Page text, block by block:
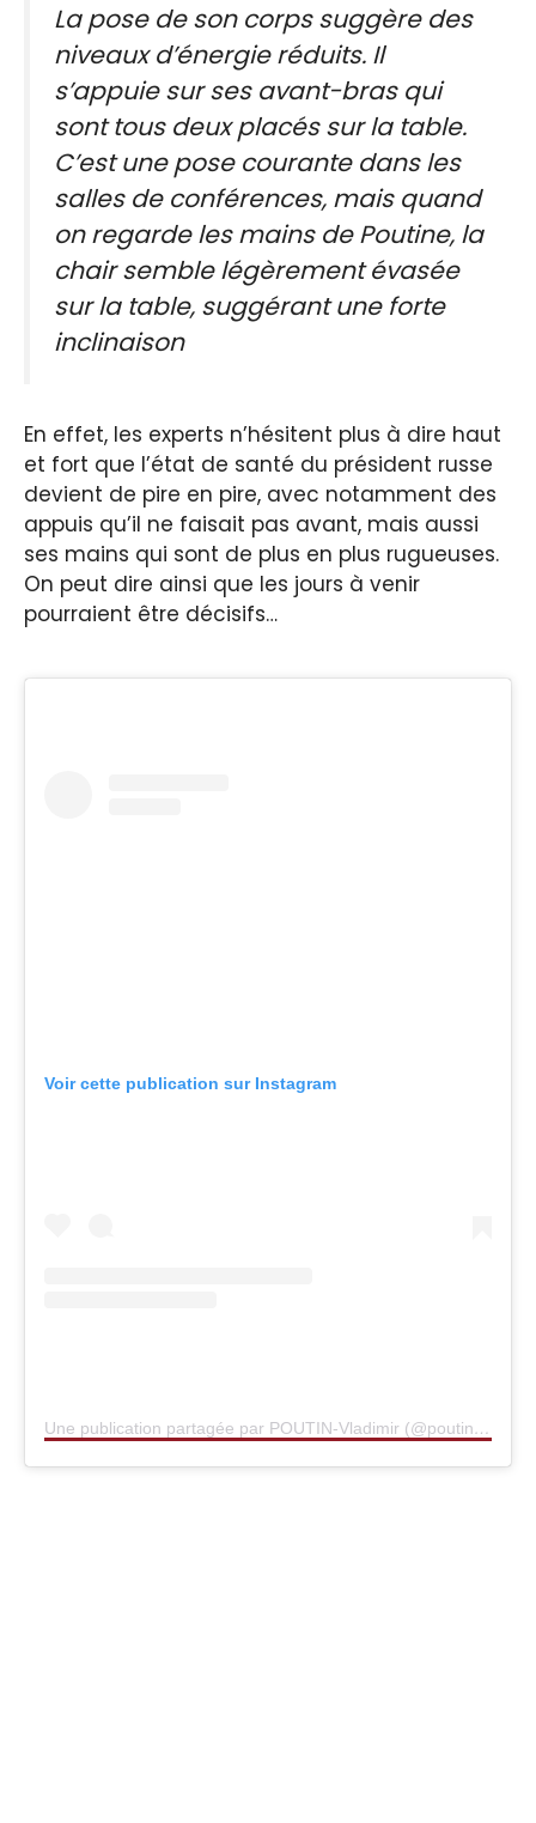
La pose de son corps suggère des
niveaux d’énergie réduits. Il
s’appuie sur ses avant-bras qui
sont tous deux placés sur la table.
C’est une pose courante dans les
salles de conférences, mais quand
on regarde les mains de Poutine, la
chair semble légèrement évasée
sur la table, suggérant une forte
inclinaison
En effet, les experts n’hésitent plus à dire haut
et fort que l’état de santé du président russe
devient de pire en pire, avec notamment des
appuis qu’il ne faisait pas avant, mais aussi
ses mains qui sont de plus en plus rugueuses.
On peut dire ainsi que les jours à venir
pourraient être décisifs…
Voir cette publication sur Instagram
Une publication partagée par POUTIN-Vladimir (@poutinee_officiel)